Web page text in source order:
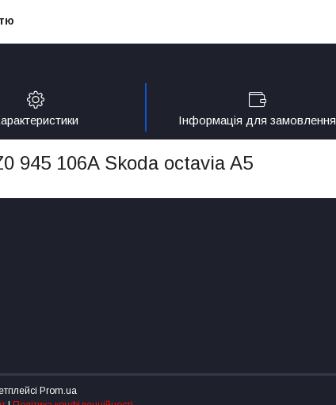
Інформація для замовлення
945 106A Skoda octavia A5
Prom.ua